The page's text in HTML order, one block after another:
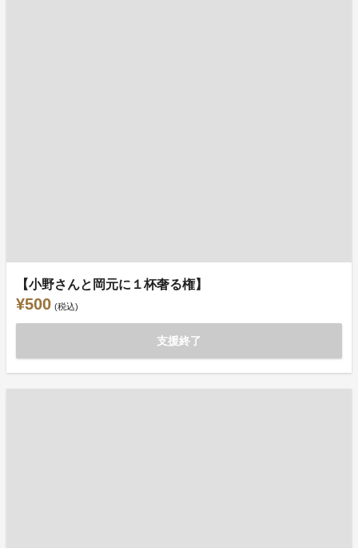
【小野さんと岡元に１杯奢る権】
¥500 (税込)
支援終了